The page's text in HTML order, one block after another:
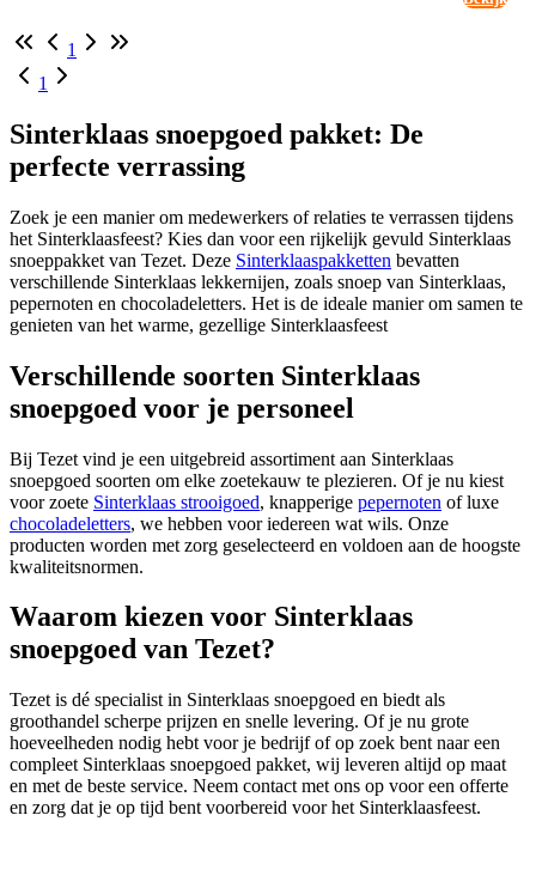
1
1
Sinterklaas snoepgoed pakket: De
perfecte verrassing
Zoek je een manier om medewerkers of relaties te verrassen tijdens
het Sinterklaasfeest? Kies dan voor een rijkelijk gevuld Sinterklaas
snoeppakket van Tezet. Deze Sinterklaaspakketten bevatten
verschillende Sinterklaas lekkernijen, zoals snoep van Sinterklaas,
pepernoten en chocoladeletters. Het is de ideale manier om samen te
genieten van het warme, gezellige Sinterklaasfeest
Verschillende soorten Sinterklaas
snoepgoed voor je personeel
Bij Tezet vind je een uitgebreid assortiment aan Sinterklaas
snoepgoed soorten om elke zoetekauw te plezieren. Of je nu kiest
voor zoete Sinterklaas strooigoed, knapperige pepernoten of luxe
chocoladeletters, we hebben voor iedereen wat wils. Onze
producten worden met zorg geselecteerd en voldoen aan de hoogste
kwaliteitsnormen.
Waarom kiezen voor Sinterklaas
snoepgoed van Tezet?
Tezet is dé specialist in Sinterklaas snoepgoed en biedt als
groothandel scherpe prijzen en snelle levering. Of je nu grote
hoeveelheden nodig hebt voor je bedrijf of op zoek bent naar een
compleet Sinterklaas snoepgoed pakket, wij leveren altijd op maat
en met de beste service. Neem contact met ons op voor een offerte
en zorg dat je op tijd bent voorbereid voor het Sinterklaasfeest.